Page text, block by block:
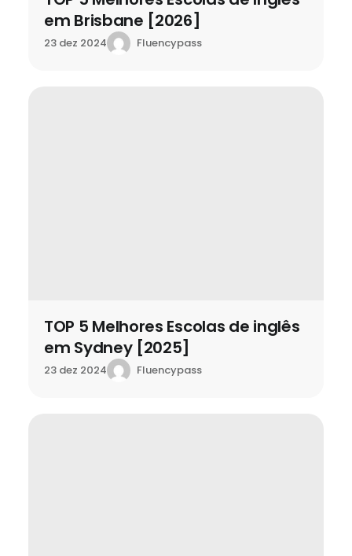
em Brisbane [2026]
23 dez 2024 Fluencypass
TOP 5 Melhores Escolas de inglês
em Sydney [2025]
23 dez 2024 Fluencypass